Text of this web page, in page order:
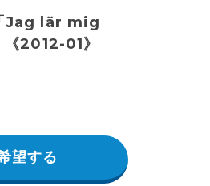
Jag lär mig
2012-01》
望する